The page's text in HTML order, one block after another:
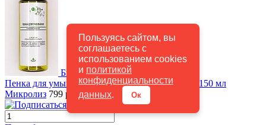
Пользуясь сайтом, вы
соглашаетесь с
использованием cookies
и политикой
конфиденциальности
данных. Ок
Быстрый просмотр
Пенка для умывания с маслом конопли флакон 150 мл
Микролиз 799 руб./ шт